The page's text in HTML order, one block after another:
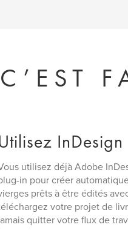
InDesign
utilisez déjà Adobe
in pour créer
prêts à être édités
votre projet de
quitter votre flux de